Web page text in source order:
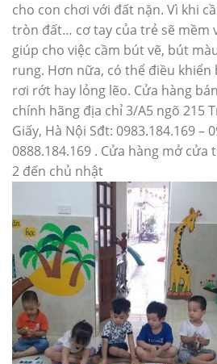
cho con chơi với đất nặn. Vì khi
tròn đất… cơ tay của trẻ sẽ mềm
giúp cho việc cầm bút vẽ, bút
rung. Hơn nữa, có thể điều
rơi rớt hay lỏng lẽo. Cửa hàng
chính hãng địa chỉ 3/A5 ngõ 215
Giấy, Hà Nội Sđt: 0983.184.169 –
0888.184.169 . Cửa hàng mở cửa
2 đến chủ nhật